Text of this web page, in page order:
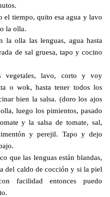
el tiempo, quito esa agua y lavo
la olla.
la olla las lenguas, agua hasta
de sal gruesa, tapo y cocino
vegetales, lavo, corto y voy
o wok, hasta tener todos los
bien la salsa. (doro los ajos
luego los pimientos, pasado
y la salsa de tomate, sal,
y perejil. Tapo y dejo
que las lenguas están blandas,
del caldo de cocción y si la piel
facilidad entonces puedo